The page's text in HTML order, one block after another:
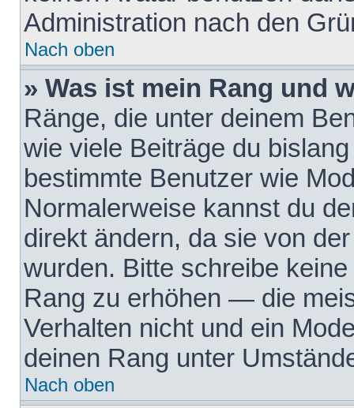
Administration nach den
Nach oben
» Was ist mein Rang und
Ränge, die unter deinem
wie viele Beiträge du
bestimmte Benutzer wie
Normalerweise kannst du
direkt ändern, da sie von
wurden. Bitte schreibe
Rang zu erhöhen — die
Verhalten nicht und ein
deinen Rang unter
Nach oben